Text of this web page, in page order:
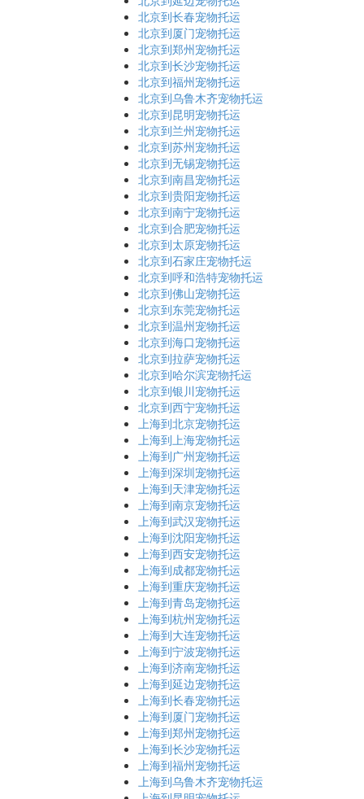
北京到长春宠物托运
北京到厦门宠物托运
北京到郑州宠物托运
北京到长沙宠物托运
北京到福州宠物托运
北京到乌鲁木齐宠物托运
北京到昆明宠物托运
北京到兰州宠物托运
北京到苏州宠物托运
北京到无锡宠物托运
北京到南昌宠物托运
北京到贵阳宠物托运
北京到南宁宠物托运
北京到合肥宠物托运
北京到太原宠物托运
北京到石家庄宠物托运
北京到呼和浩特宠物托运
北京到佛山宠物托运
北京到东莞宠物托运
北京到温州宠物托运
北京到海口宠物托运
北京到拉萨宠物托运
北京到哈尔滨宠物托运
北京到银川宠物托运
北京到西宁宠物托运
上海到北京宠物托运
上海到上海宠物托运
上海到广州宠物托运
上海到深圳宠物托运
上海到天津宠物托运
上海到南京宠物托运
上海到武汉宠物托运
上海到沈阳宠物托运
上海到西安宠物托运
上海到成都宠物托运
上海到重庆宠物托运
上海到青岛宠物托运
上海到杭州宠物托运
上海到大连宠物托运
上海到宁波宠物托运
上海到济南宠物托运
上海到延边宠物托运
上海到长春宠物托运
上海到厦门宠物托运
上海到郑州宠物托运
上海到长沙宠物托运
上海到福州宠物托运
上海到乌鲁木齐宠物托运